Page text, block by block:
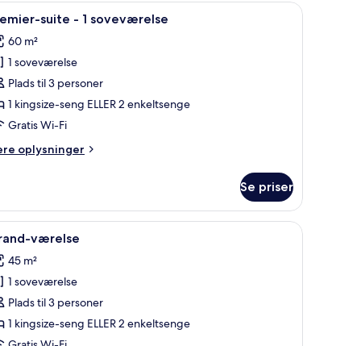
sengetøj, minibar, pengeskab på værelset, skrivebord
Premier-suite - 1 soveværelse |
5 suite - 1 soveværelse
60 m²
1 soveværelse
Plads til 3 personer
1 kingsize-seng ELLER 2 enkeltsenge
Gratis Wi-Fi
oplysninger
Se priser
en lampe, udsigt til en bygning gennem et vindue og en stol.
Et hotelværelse med en stor seng, en sofa,
5 værelse
45 m²
1 soveværelse
Plads til 3 personer
1 kingsize-seng ELLER 2 enkeltsenge